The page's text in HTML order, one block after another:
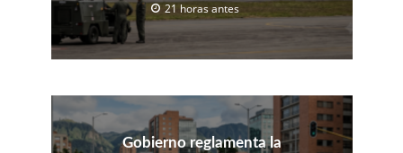
21 horas antes
Gobierno reglamenta la